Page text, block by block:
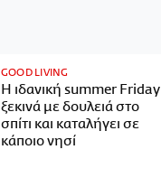
GOOD LIVING
Η ιδανική summer Friday
ξεκινά με δουλειά στο
σπίτι και καταλήγει σε
κάποιο νησί